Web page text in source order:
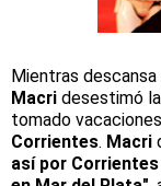
Mientras descansa
Macri desestimó
tomado
Corrientes. Macri
así por